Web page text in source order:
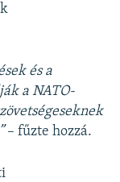
és a
a NATO-
– fűzte hozzá.